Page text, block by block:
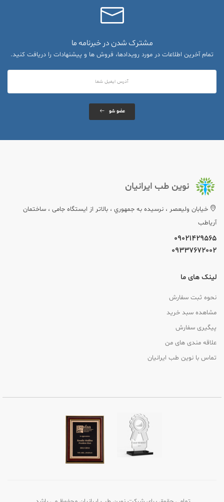
مشترک شدن در خبرنامه ما
تمام آخرین اطلاعات در مورد رویدادها، فروش ها و پیشنهادات را دریافت کنید.
عضو شو
نوین طب ایرانیان
خيابان وليعصر ، نرسيده به جمهوري ، بالاتر از ایستگاه جامی ، ساختمان
آریاطب
09021429565
09337672002
لینک های ما
نحوه ثبت سفارش
مشاهده سبد خرید
پیگیری سفارش
علاقه مندی های من
تماس با نوین طب ایرانیان